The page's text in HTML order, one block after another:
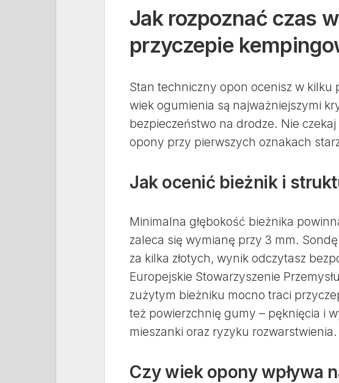
Jak rozpoznać czas
przyczepie
Stan techniczny opon ocenisz w
wiek ogumienia są najważniejszymi
bezpieczeństwo na drodze. Nie
opony przy pierwszych oznakach
Jak ocenić bieżnik i
Minimalna głębokość bieżnika
zaleca się wymianę przy 3 mm.
za kilka złotych, wynik odczytasz
Europejskie Stowarzyszenie
zużytym bieżniku mocno traci
też powierzchnię gumy – pęknięcia i
mieszanki oraz ryzyku rozwarstwienia.
Czy wiek opony wpływa